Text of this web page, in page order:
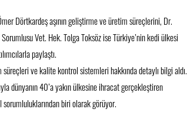
Dörtkardeş aşının geliştirme ve üretim süreçlerini, Dr.
Vet. Hek. Tolga Toksöz ise Türkiye’nin kedi ülkesi
paylaştı.
ve kalite kontrol sistemleri hakkında detaylı bilgi aldı.
dünyanın 40’a yakın ülkesine ihracat gerçekleştiren
biri olarak görüyor.